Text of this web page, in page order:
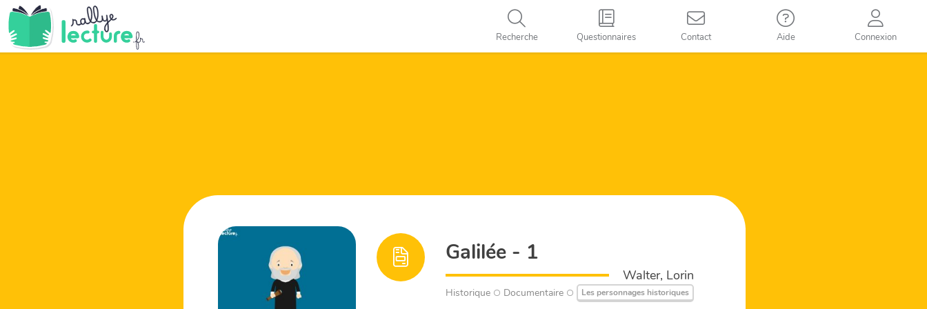
Recherche Questionnaires Contact Aide Connexion
Galilée - 1
Walter, Lorin
Historique Documentaire Les personnages historiques